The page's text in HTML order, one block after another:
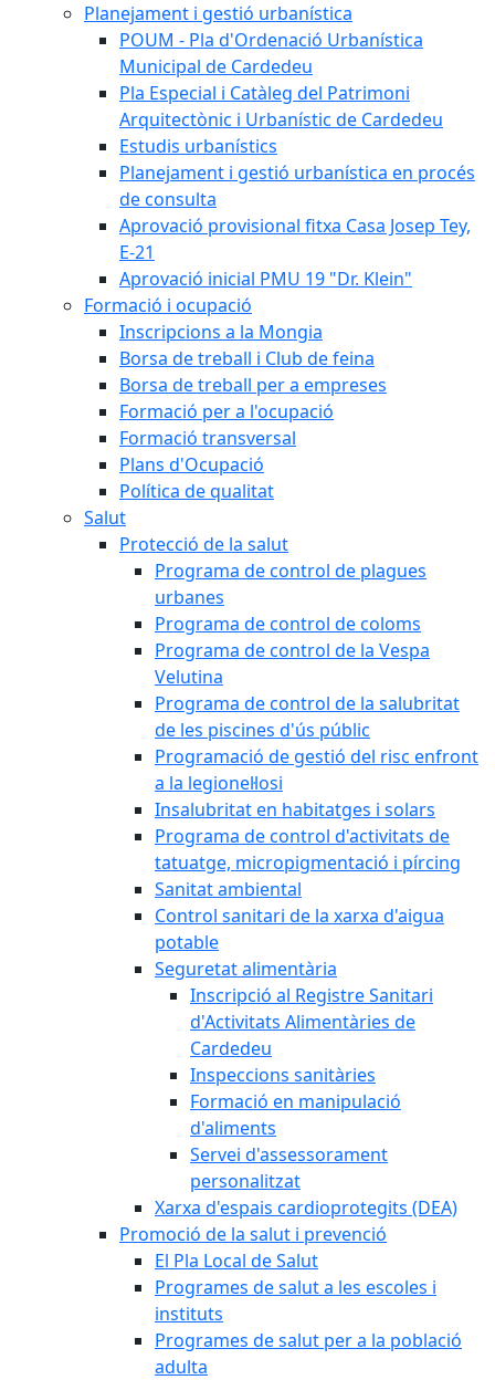
Planejament i gestió urbanística
POUM - Pla d'Ordenació Urbanística
Municipal de Cardedeu
Pla Especial i Catàleg del Patrimoni
Arquitectònic i Urbanístic de Cardedeu
Estudis urbanístics
Planejament i gestió urbanística en procés
de consulta
Aprovació provisional fitxa Casa Josep Tey,
E-21
Aprovació inicial PMU 19 "Dr. Klein"
Formació i ocupació
Inscripcions a la Mongia
Borsa de treball i Club de feina
Borsa de treball per a empreses
Formació per a l'ocupació
Formació transversal
Plans d'Ocupació
Política de qualitat
Salut
Protecció de la salut
Programa de control de plagues
urbanes
Programa de control de coloms
Programa de control de la Vespa
Velutina
Programa de control de la salubritat
de les piscines d'ús públic
Programació de gestió del risc enfront
a la legionel·losi
Insalubritat en habitatges i solars
Programa de control d'activitats de
tatuatge, micropigmentació i pírcing
Sanitat ambiental
Control sanitari de la xarxa d'aigua
potable
Seguretat alimentària
Inscripció al Registre Sanitari
d'Activitats Alimentàries de
Cardedeu
Inspeccions sanitàries
Formació en manipulació
d'aliments
Servei d'assessorament
personalitzat
Xarxa d'espais cardioprotegits (DEA)
Promoció de la salut i prevenció
El Pla Local de Salut
Programes de salut a les escoles i
instituts
Programes de salut per a la població
adulta